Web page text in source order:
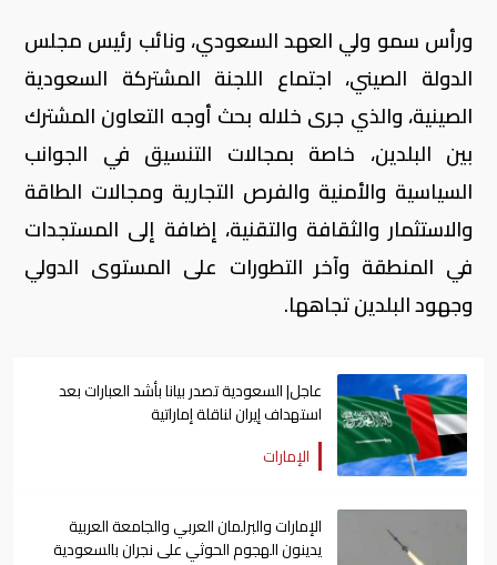
ورأس سمو ولي العهد السعودي، ونائب رئيس مجلس
الدولة الصيني، اجتماع اللجنة المشتركة السعودية
الصينية، والذي جرى خلاله بحث أوجه التعاون المشترك
بين البلدين، خاصة بمجالات التنسيق في الجوانب
السياسية والأمنية والفرص التجارية ومجالات الطاقة
والاستثمار والثقافة والتقنية، إضافة إلى المستجدات
في المنطقة وآخر التطورات على المستوى الدولي
وجهود البلدين تجاهها.
عاجل| السعودية تصدر بيانا بأشد العبارات بعد
استهداف إيران لناقلة إماراتية
الإمارات
الإمارات والبرلمان العربي والجامعة العربية
يدينون الهجوم الحوثي على نجران بالسعودية